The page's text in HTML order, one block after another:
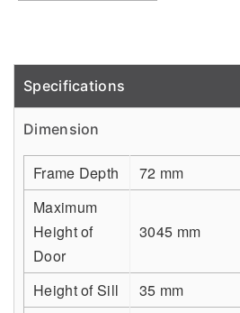
Detail
Specifications
Dimension
Frame Depth
72 mm
Maximum
Height of
Door
3045 mm
Height of Sill
35 mm